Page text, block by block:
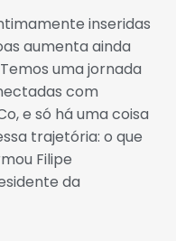
inseridas
aumenta ainda
uma jornada
com
e só há uma coisa
trajetória: o que
Filipe
da